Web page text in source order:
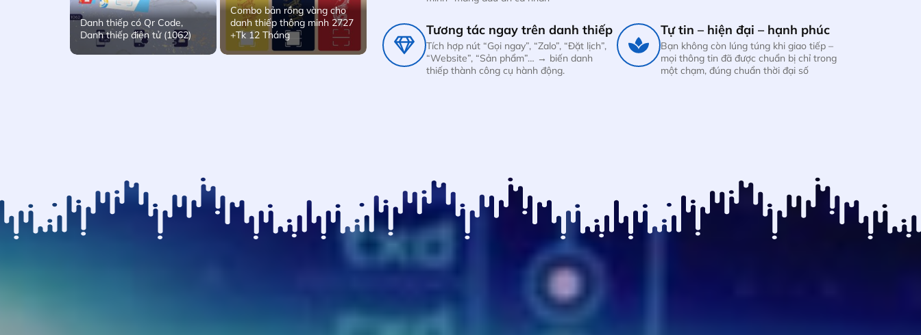
Danh thiếp có Qr Code,
Danh thiếp điện tử (1062)
Combo bản rồng vàng cho
danh thiếp thông minh 2727
+Tk 12 Tháng
Tương tác ngay trên danh thiếp
Tích hợp nút “Gọi ngay”, “Zalo”, “Đặt lịch”,
“Website”, “Sản phẩm”… → biến danh
thiếp thành công cụ hành động.
Tự tin – hiện đại – hạnh phúc
Bạn không còn lúng túng khi giao tiếp –
mọi thông tin đã được chuẩn bị chỉ trong
một chạm, đúng chuẩn thời đại số